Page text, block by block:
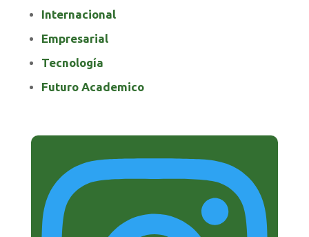
Internacional
Empresarial
Tecnología
Futuro Academico